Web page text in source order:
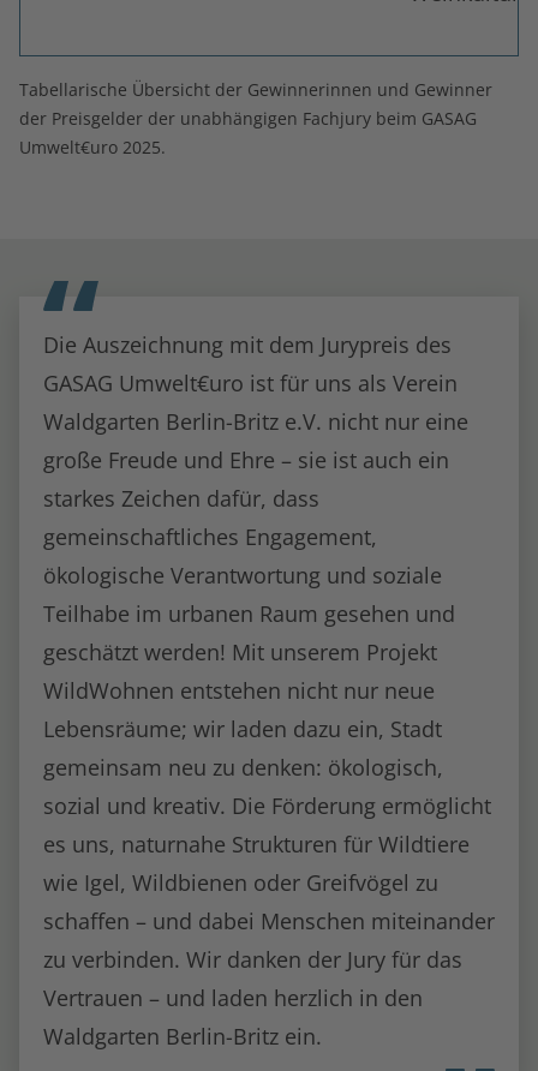
Tabellarische Übersicht der Gewinnerinnen und Gewinner
der Preisgelder der unabhängigen Fachjury beim GASAG
Umwelt€uro 2025.
Die Auszeichnung mit dem Jurypreis des
GASAG Umwelt€uro ist für uns als Verein
Waldgarten Berlin-Britz e.V. nicht nur eine
große Freude und Ehre – sie ist auch ein
starkes Zeichen dafür, dass
gemeinschaftliches Engagement,
ökologische Verantwortung und soziale
Teilhabe im urbanen Raum gesehen und
geschätzt werden! Mit unserem Projekt
WildWohnen entstehen nicht nur neue
Lebensräume; wir laden dazu ein, Stadt
gemeinsam neu zu denken: ökologisch,
sozial und kreativ. Die Förderung ermöglicht
es uns, naturnahe Strukturen für Wildtiere
wie Igel, Wildbienen oder Greifvögel zu
schaffen – und dabei Menschen miteinander
zu verbinden. Wir danken der Jury für das
Vertrauen – und laden herzlich in den
Waldgarten Berlin-Britz ein.